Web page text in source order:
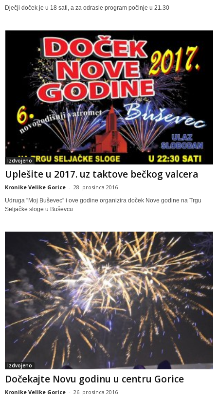
Dječji doček je u 18 sati, a za odrasle program počinje u 21.30
Izdvojeno
Uplešite u 2017. uz taktove bečkog valcera
Kronike Velike Gorice - 28. prosinca 2016
Udruga ''Moj Buševec'' i ove godine organizira doček Nove godine na Trgu
Seljačke sloge u Buševcu
Izdvojeno
Dočekajte Novu godinu u centru Gorice
Kronike Velike Gorice - 26. prosinca 2016